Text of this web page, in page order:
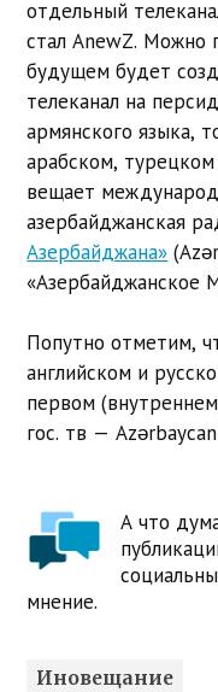
отдельный
стал AnewZ. Можно
будущем будет
телеканал на
армянского языка,
арабском,
вещает
азербайджанская
Азербайджана»
«Азербайджанское
Попутно отметим,
английском и
первом
гос. тв —
А что
мнение.
Иновещание